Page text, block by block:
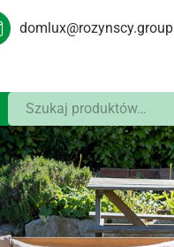
domlux@rozynscy.group
Szukaj: